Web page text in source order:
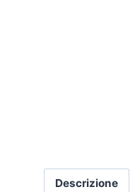
Descrizione